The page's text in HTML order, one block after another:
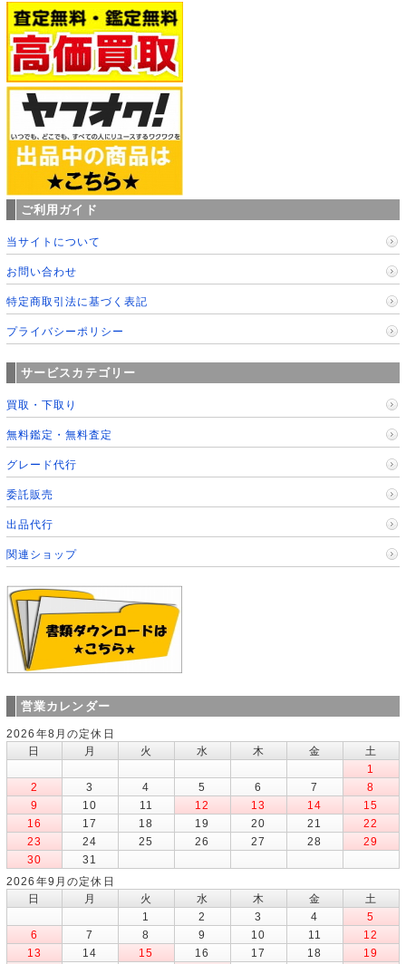
ご利用ガイド
当サイトについて
お問い合わせ
特定商取引法に基づく表記
プライバシーポリシー
サービスカテゴリー
買取・下取り
無料鑑定・無料査定
グレード代行
委託販売
出品代行
関連ショップ
営業カレンダー
2026年8月の定休日
日
月 火 水 木 金
土
1
2
3 4 5 6 7
8
9
10 11 12 13 14
15
16
17 18 19 20 21
22
23
24 25 26 27 28
29
30
31
2026年9月の定休日
日
月 火 水 木 金
土
1
2 3 4
5
6
7 8 9 10 11
12
13
14 15 16 17 18
19